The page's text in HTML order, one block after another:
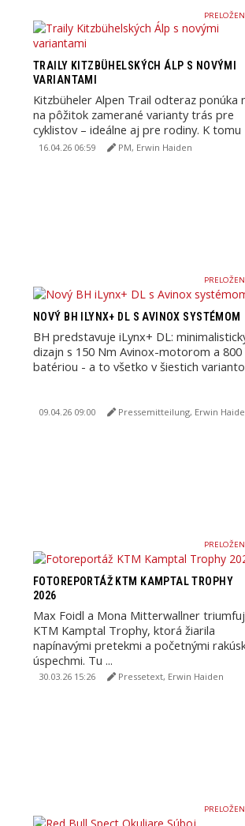
TRAILY KITZBÜHELSKÝCH ÁLP S NOVÝMI
VARIANTAMI
Kitzbüheler Alpen Trail odteraz ponúka
na pôžitok zamerané varianty trás pre
cyklistov – ideálne aj pre rodiny. K tomu
vhodné ...
16.04.26 06:59 PM, Erwin Haiden
NOVÝ BH ILYNX+ DL S AVINOX SYSTÉMOM
BH predstavuje iLynx+ DL:
dizajn s 150 Nm Avinox-motorom a 800
batériou - a to všetko v šiestich
09.04.26 09:00 Pressemitteilung, Erwin
FOTOREPORTÁŽ KTM KAMPTAL TROPHY
2026
Max Foidl a Mona Mitterwallner
KTM Kamptal Trophy, ktorá žiarila
napínavými pretekmi a početnými
úspechmi. Tu ...
30.03.26 15:26 Pressetext, Erwin Haiden